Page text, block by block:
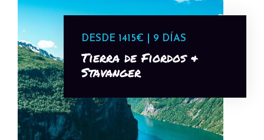
DESDE 1415€ | 9 DÍAS
Tierra de Fiordos &
Stavanger